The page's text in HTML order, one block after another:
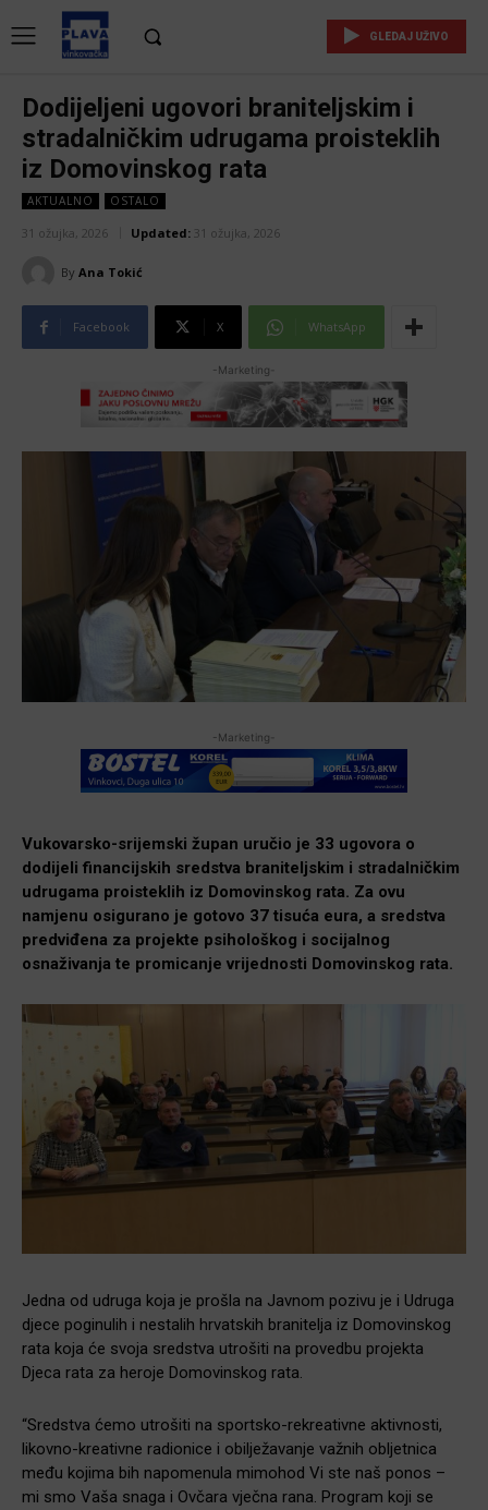
GLEDAJ UŽIVO
Dodijeljeni ugovori braniteljskim i
stradalničkim udrugama proisteklih
iz Domovinskog rata
AKTUALNO OSTALO
31 ožujka, 2026 Updated: 31 ožujka, 2026
By Ana Tokić
Facebook X WhatsApp
-Marketing-
-Marketing-
Vukovarsko-srijemski župan uručio je 33 ugovora o
dodijeli financijskih sredstva braniteljskim i stradalničkim
udrugama proisteklih iz Domovinskog rata. Za ovu
namjenu osigurano je gotovo 37 tisuća eura, a sredstva
predviđena za projekte psihološkog i socijalnog
osnaživanja te promicanje vrijednosti Domovinskog rata.
Jedna od udruga koja je prošla na Javnom pozivu je i Udruga
djece poginulih i nestalih hrvatskih branitelja iz Domovinskog
rata koja će svoja sredstva utrošiti na provedbu projekta
Djeca rata za heroje Domovinskog rata.
“Sredstva ćemo utrošiti na sportsko-rekreativne aktivnosti,
likovno-kreativne radionice i obilježavanje važnih obljetnica
među kojima bih napomenula mimohod Vi ste naš ponos –
mi smo Vaša snaga i Ovčara vječna rana. Program koji se